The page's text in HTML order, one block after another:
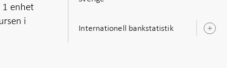
1 enhet
i
Internationell bankstatistik